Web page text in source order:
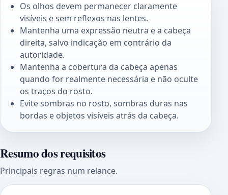
Os olhos devem permanecer claramente
visíveis e sem reflexos nas lentes.
Mantenha uma expressão neutra e a cabeça
direita, salvo indicação em contrário da
autoridade.
Mantenha a cobertura da cabeça apenas
quando for realmente necessária e não oculte
os traços do rosto.
Evite sombras no rosto, sombras duras nas
bordas e objetos visíveis atrás da cabeça.
Resumo dos requisitos
Principais regras num relance.